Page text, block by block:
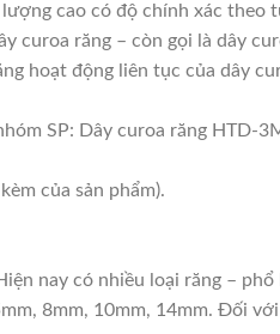
cao có độ chính xác theo
curoa răng – còn gọi là dây
hoạt động liên tục của dây
SP: Dây curoa răng HTD-
của sản phẩm).
nay có nhiều loại răng –
8mm, 10mm, 14mm. Đối